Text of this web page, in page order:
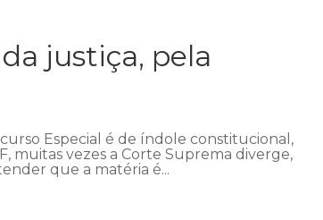
justiça, pela
Especial é de índole constitucional,
muitas vezes a Corte Suprema diverge,
que a matéria é...